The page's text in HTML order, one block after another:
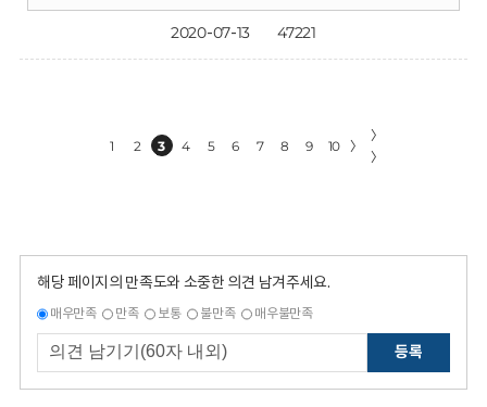
2020-07-13 47221
1 2 3 4 5 6 7 8 9 10 〉
〉
〉
해당 페이지의 만족도와 소중한 의견 남겨주세요.
매우만족 만족 보통 불만족 매우불만족
등록